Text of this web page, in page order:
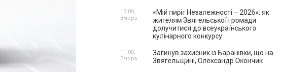
«Мій пиріг Незалежності – 2026»: як
жителям Звягельської громади
долучитися до всеукраїнського
кулінарного конкурсу
13:00,
Вчора
Загинув захисник із Баранівки, що на
Звягельщині, Олександр Окончик
11:00,
Вчора